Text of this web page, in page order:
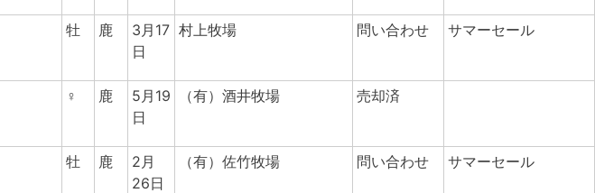
牡 鹿
3月17
日
村上牧場 問い合わせ サマーセール
♀ 鹿
5月19
日
（有）酒井牧場 売却済
牡 鹿
2月
26日
（有）佐竹牧場 問い合わせ サマーセール